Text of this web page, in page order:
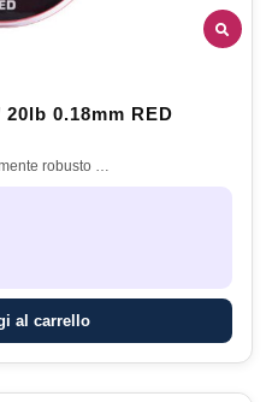
0.18mm RED
robusto …
al carrello